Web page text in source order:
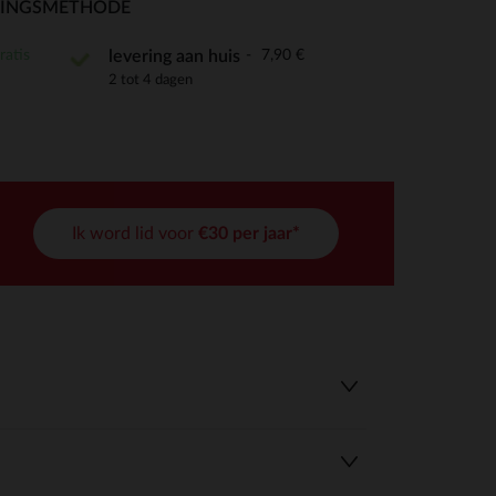
aan te passen en te beheren, en zorgt ervoor dat aan
levering aan huis 7,90 €
2 tot 4 dagen
Ik word lid voor €30 per jaar*